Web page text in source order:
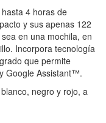
4 horas de
y sus apenas 122
en una mochila, en
Incorpora tecnología
que permite
Google Assistant™.
negro y rojo, a